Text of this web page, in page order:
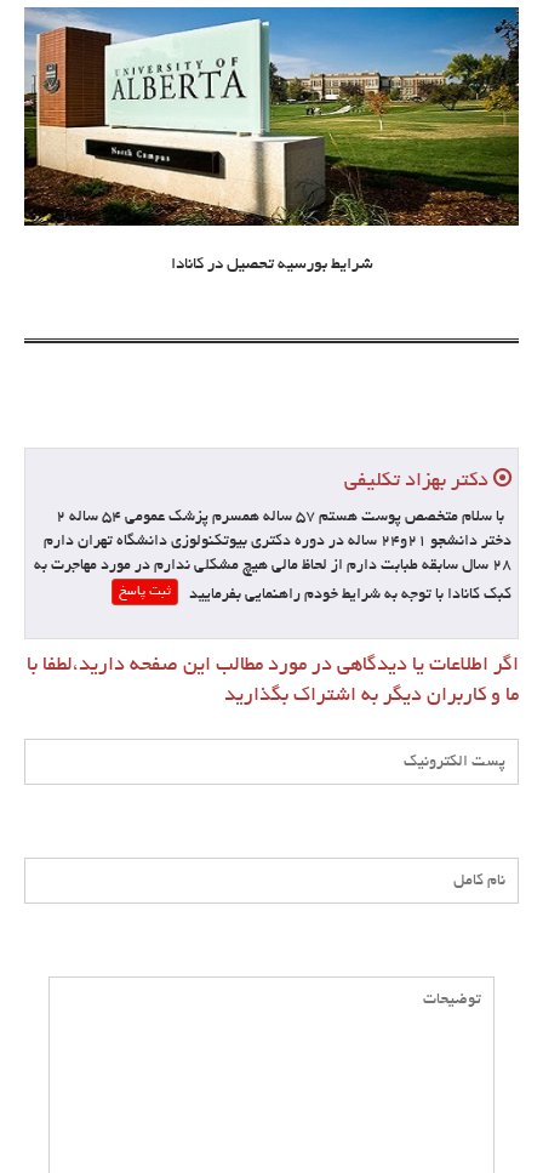
شرایط بورسیه تحصیل در کانادا
دکتر بهزاد تکلیفی
با سلام متخصص پوست هستم 57 ساله همسرم پزشک عمومی 54 ساله 2
دختر دانشجو 21و24 ساله در دوره دکتری بیوتکنولوزی دانشگاه تهران دارم
28 سال سابقه طبابت دارم از لحاظ مالی هیچ مشکلی ندارم در مورد مهاجرت به
کبک کانادا با توجه به شرایط خودم راهنمایی بفرمایید
ثبت پاسخ
اگر اطلاعات یا دیدگاهی در مورد مطالب این صفحه دارید،لطفا با
ما و کاربران دیگر به اشتراک بگذارید